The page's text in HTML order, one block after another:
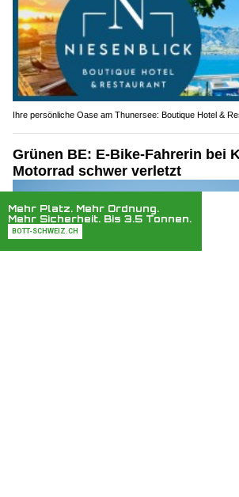
Ihre persönliche Oase am Thunersee: Boutique Hotel &
Grünen BE: E-Bike-Fahrerin bei
Motorrad schwer verletzt